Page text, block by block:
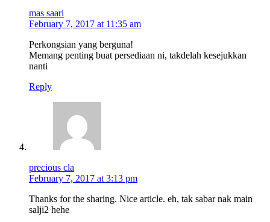
mas saari
February 7, 2017 at 11:35 am
Perkongsian yang berguna!
Memang penting buat persediaan ni, takdelah kesejukkan
nanti
Reply
precious cla
February 7, 2017 at 3:13 pm
Thanks for the sharing. Nice article. eh, tak sabar nak main
salji2 hehe